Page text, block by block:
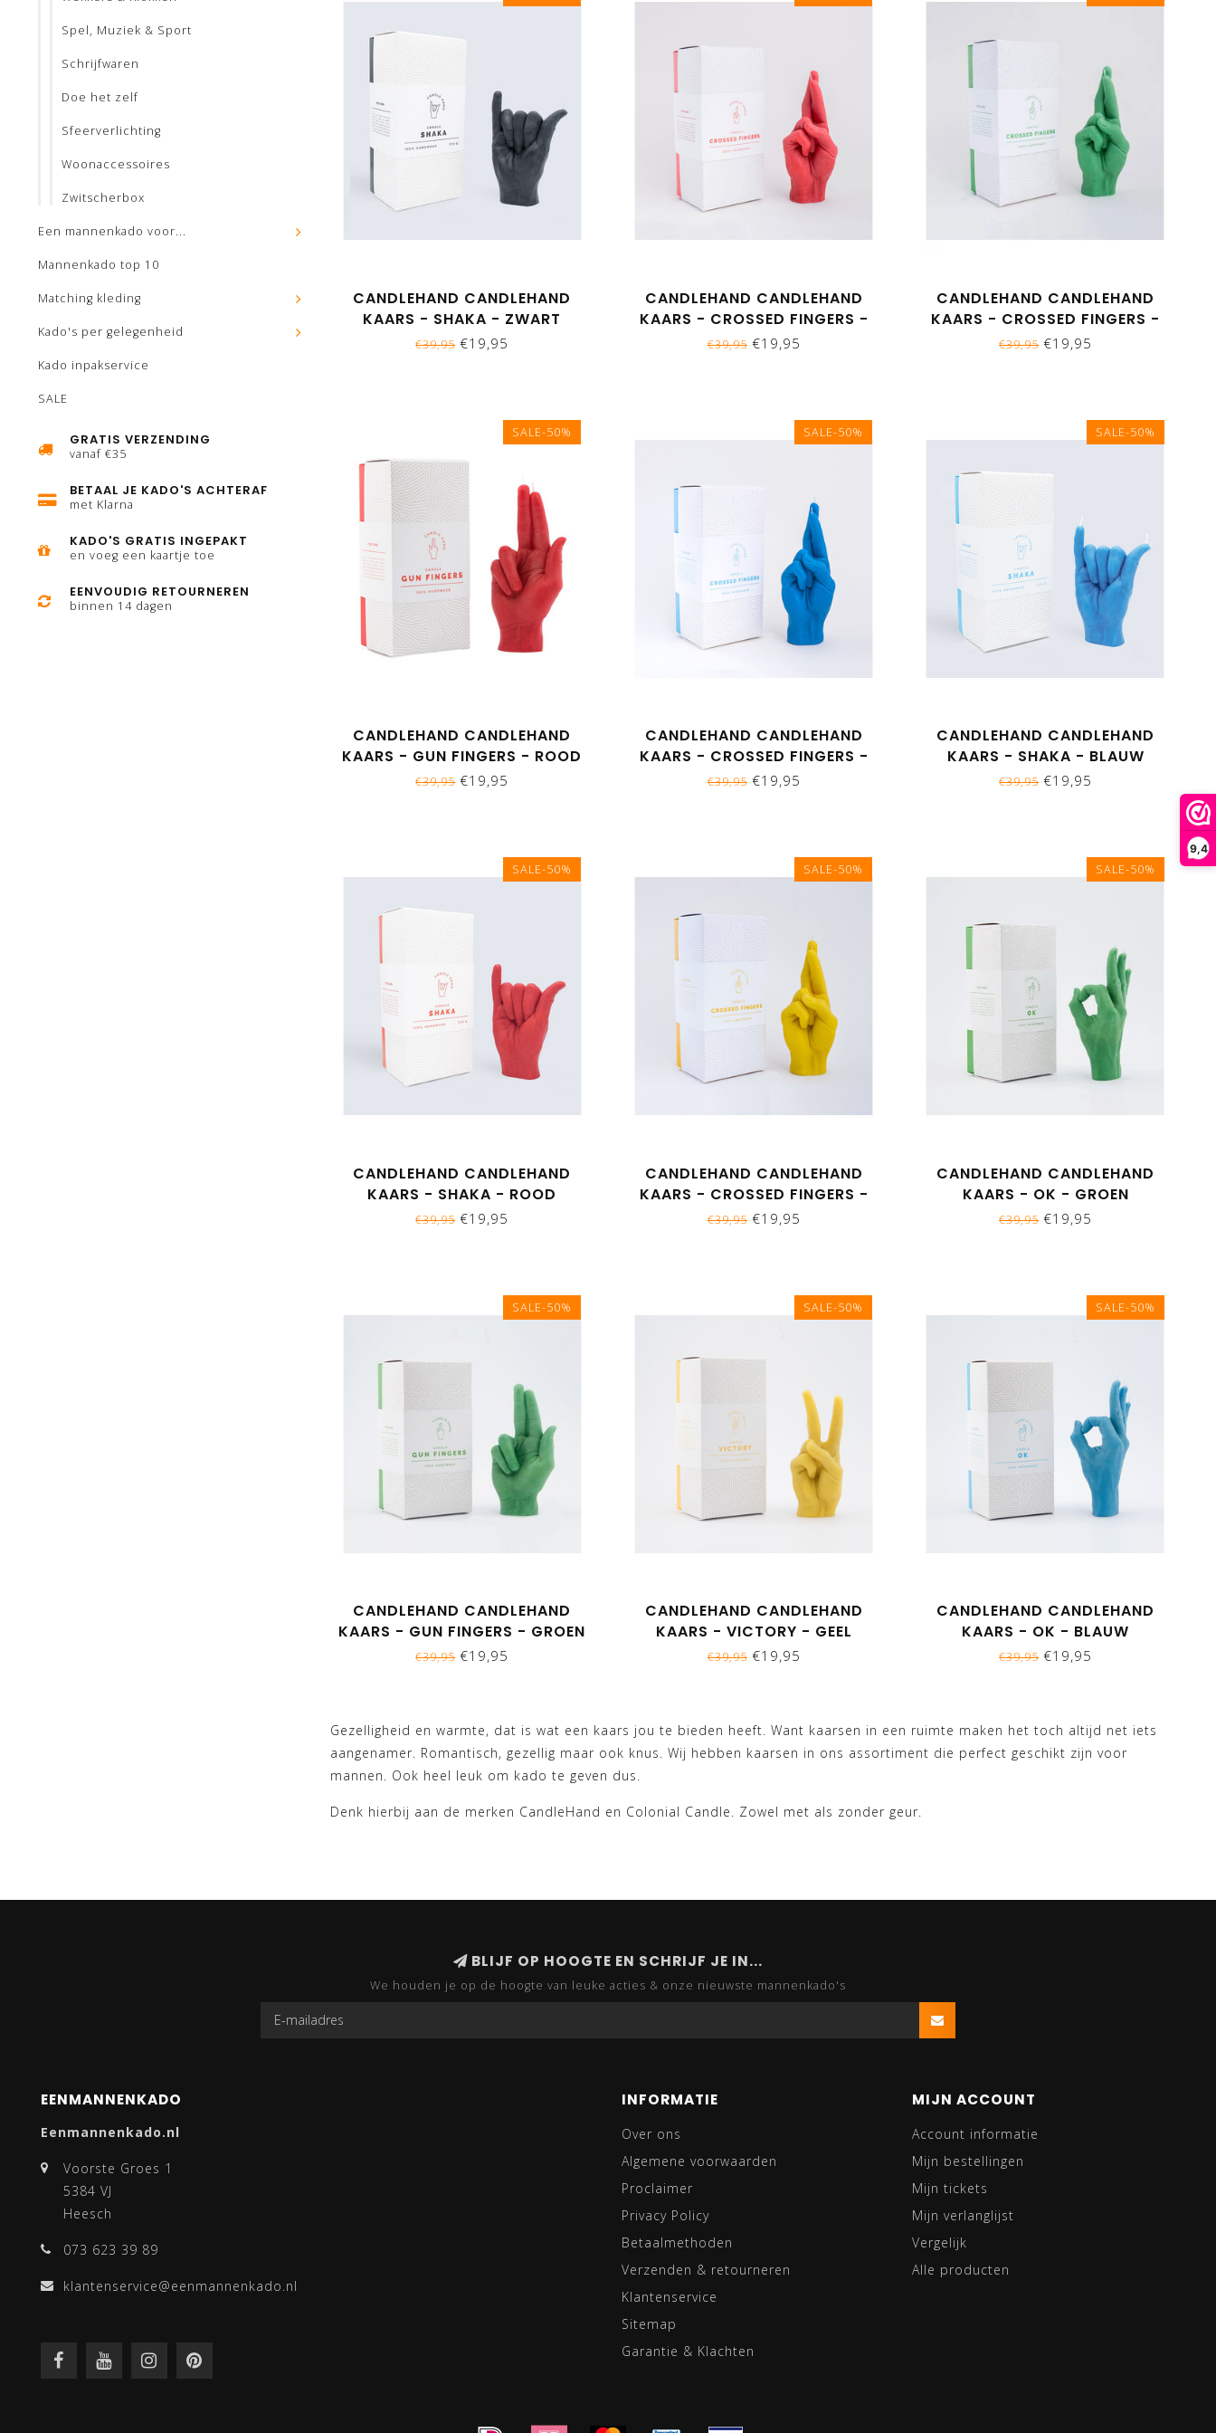
9,4
Spel, Muziek & Sport
Schrijfwaren
Doe het zelf
Sfeerverlichting
Woonaccessoires
Zwitscherbox
Een mannenkado voor...
Mannenkado top 10
Matching kleding
Kado's per gelegenheid
Kado inpakservice
SALE
GRATIS VERZENDING
vanaf €35
BETAAL JE KADO'S ACHTERAF
met Klarna
KADO'S GRATIS INGEPAKT
en voeg een kaartje toe
EENVOUDIG RETOURNEREN
binnen 14 dagen
CANDLEHAND CANDLEHAND
KAARS - SHAKA - ZWART
€39,95€19,95
CANDLEHAND CANDLEHAND
KAARS - CROSSED FINGERS -
ROOD
€39,95€19,95
CANDLEHAND CANDLEHAND
KAARS - CROSSED FINGERS -
GROEN
€39,95€19,95
SALE-50%
CANDLEHAND CANDLEHAND
KAARS - GUN FINGERS - ROOD
€39,95€19,95
SALE-50%
CANDLEHAND CANDLEHAND
KAARS - CROSSED FINGERS -
BLAUW
€39,95€19,95
SALE-50%
CANDLEHAND CANDLEHAND
KAARS - SHAKA - BLAUW
€39,95€19,95
SALE-50%
CANDLEHAND CANDLEHAND
KAARS - SHAKA - ROOD
€39,95€19,95
SALE-50%
CANDLEHAND CANDLEHAND
KAARS - CROSSED FINGERS -
GEEL
€39,95€19,95
SALE-50%
CANDLEHAND CANDLEHAND
KAARS - OK - GROEN
€39,95€19,95
SALE-50%
CANDLEHAND CANDLEHAND
KAARS - GUN FINGERS - GROEN
€39,95€19,95
SALE-50%
CANDLEHAND CANDLEHAND
KAARS - VICTORY - GEEL
€39,95€19,95
SALE-50%
CANDLEHAND CANDLEHAND
KAARS - OK - BLAUW
€39,95€19,95
Gezelligheid en warmte, dat is wat een kaars jou te bieden heeft. Want kaarsen in een ruimte maken het toch altijd net iets
aangenamer. Romantisch, gezellig maar ook knus. Wij hebben kaarsen in ons assortiment die perfect geschikt zijn voor
mannen. Ook heel leuk om kado te geven dus.
Denk hierbij aan de merken CandleHand en Colonial Candle. Zowel met als zonder geur.
BLIJF OP HOOGTE EN SCHRIJF JE IN...
We houden je op de hoogte van leuke acties & onze nieuwste mannenkado's
EENMANNENKADO
Eenmannenkado.nl
Voorste Groes 1
5384 VJ
Heesch
073 623 39 89
klantenservice@eenmannenkado.nl
INFORMATIE
Over ons
Algemene voorwaarden
Proclaimer
Privacy Policy
Betaalmethoden
Verzenden & retourneren
Klantenservice
Sitemap
Garantie & Klachten
MIJN ACCOUNT
Account informatie
Mijn bestellingen
Mijn tickets
Mijn verlanglijst
Vergelijk
Alle producten